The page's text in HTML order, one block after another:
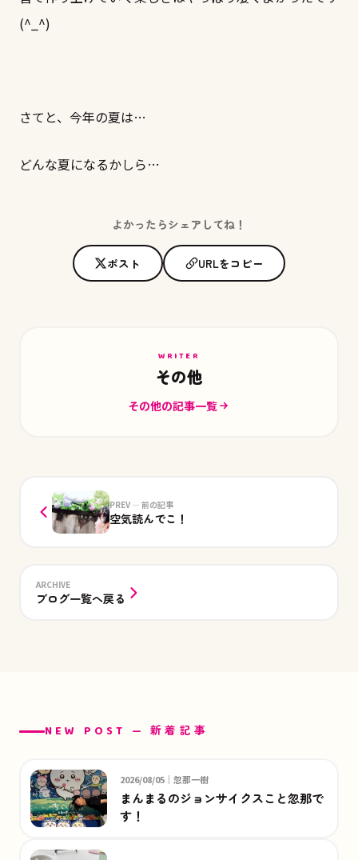
(^_^)
さてと、今年の夏は…
どんな夏になるかしら…
よかったらシェアしてね！
ポスト URLをコピー
WRITER
その他
その他の記事一覧
PREV — 前の記事
空気読んでこ！
ARCHIVE
ブログ一覧へ戻る
NEW POST — 新着記事
2026/08/05｜忽那一樹
まんまるのジョンサイクスこと忽那で
す！